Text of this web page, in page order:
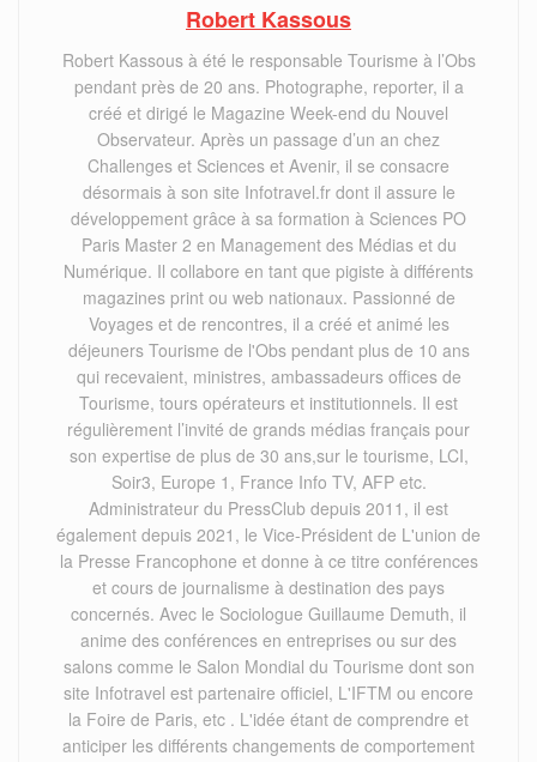
Robert Kassous
Robert Kassous à été le responsable Tourisme à l’Obs
pendant près de 20 ans. Photographe, reporter, il a
créé et dirigé le Magazine Week-end du Nouvel
Observateur. Après un passage d’un an chez
Challenges et Sciences et Avenir, il se consacre
désormais à son site Infotravel.fr dont il assure le
développement grâce à sa formation à Sciences PO
Paris Master 2 en Management des Médias et du
Numérique. Il collabore en tant que pigiste à différents
magazines print ou web nationaux. Passionné de
Voyages et de rencontres, il a créé et animé les
déjeuners Tourisme de l'Obs pendant plus de 10 ans
qui recevaient, ministres, ambassadeurs offices de
Tourisme, tours opérateurs et institutionnels. Il est
régulièrement l’invité de grands médias français pour
son expertise de plus de 30 ans,sur le tourisme, LCI,
Soir3, Europe 1, France Info TV, AFP etc.
Administrateur du PressClub depuis 2011, il est
également depuis 2021, le Vice-Président de L'union de
la Presse Francophone et donne à ce titre conférences
et cours de journalisme à destination des pays
concernés. Avec le Sociologue Guillaume Demuth, il
anime des conférences en entreprises ou sur des
salons comme le Salon Mondial du Tourisme dont son
site Infotravel est partenaire officiel, L'IFTM ou encore
la Foire de Paris, etc . L'idée étant de comprendre et
anticiper les différents changements de comportement